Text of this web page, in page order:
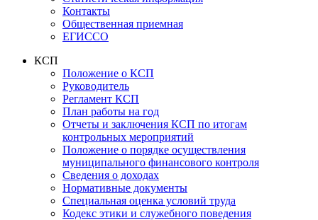
Контакты
Общественная приемная
ЕГИССО
КСП
Положение о КСП
Руководитель
Регламент КСП
План работы на год
Отчеты и заключения КСП по итогам
контрольных мероприятий
Положение о порядке осуществления
муниципального финансового контроля
Сведения о доходах
Нормативные документы
Специальная оценка условий труда
Кодекс этики и служебного поведения